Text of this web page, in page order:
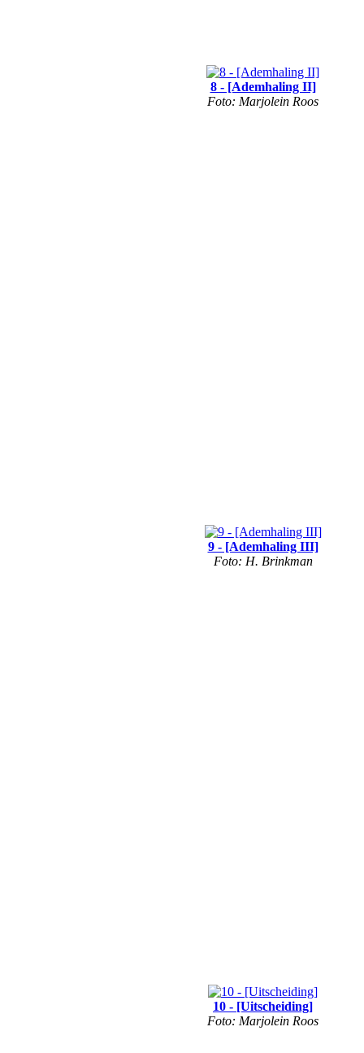
8 - [Ademhaling II]
Foto: Marjolein Roos
9 - [Ademhaling III]
Foto: H. Brinkman
10 - [Uitscheiding]
Foto: Marjolein Roos